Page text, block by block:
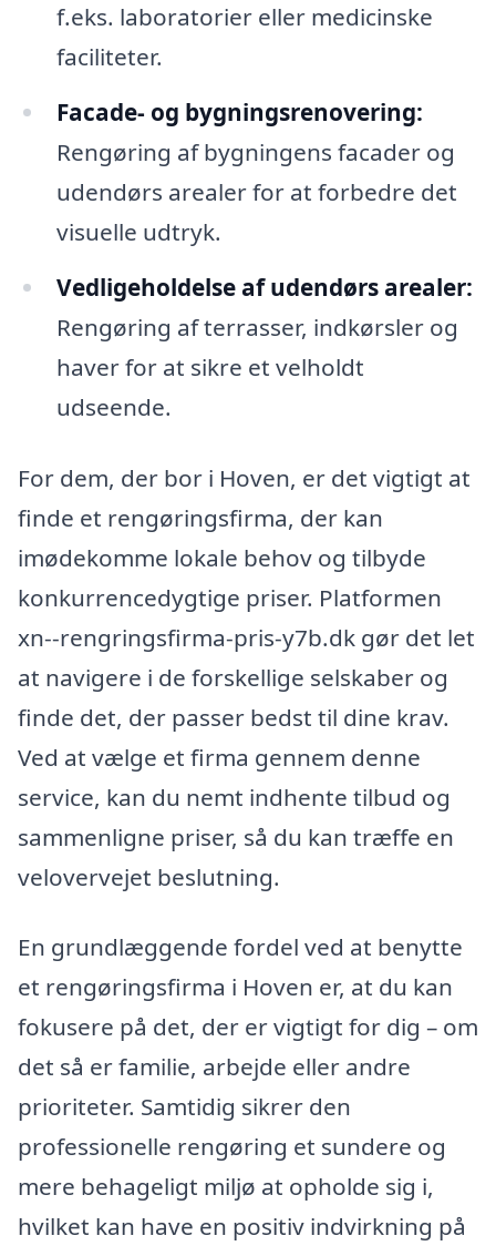
f.eks. laboratorier eller medicinske
faciliteter.
Facade- og bygningsrenovering:
Rengøring af bygningens facader og
udendørs arealer for at forbedre det
visuelle udtryk.
Vedligeholdelse af udendørs arealer:
Rengøring af terrasser, indkørsler og
haver for at sikre et velholdt
udseende.
For dem, der bor i Hoven, er det vigtigt at
finde et rengøringsfirma, der kan
imødekomme lokale behov og tilbyde
konkurrencedygtige priser. Platformen
xn--rengringsfirma-pris-y7b.dk gør det let
at navigere i de forskellige selskaber og
finde det, der passer bedst til dine krav.
Ved at vælge et firma gennem denne
service, kan du nemt indhente tilbud og
sammenligne priser, så du kan træffe en
velovervejet beslutning.
En grundlæggende fordel ved at benytte
et rengøringsfirma i Hoven er, at du kan
fokusere på det, der er vigtigt for dig – om
det så er familie, arbejde eller andre
prioriteter. Samtidig sikrer den
professionelle rengøring et sundere og
mere behageligt miljø at opholde sig i,
hvilket kan have en positiv indvirkning på